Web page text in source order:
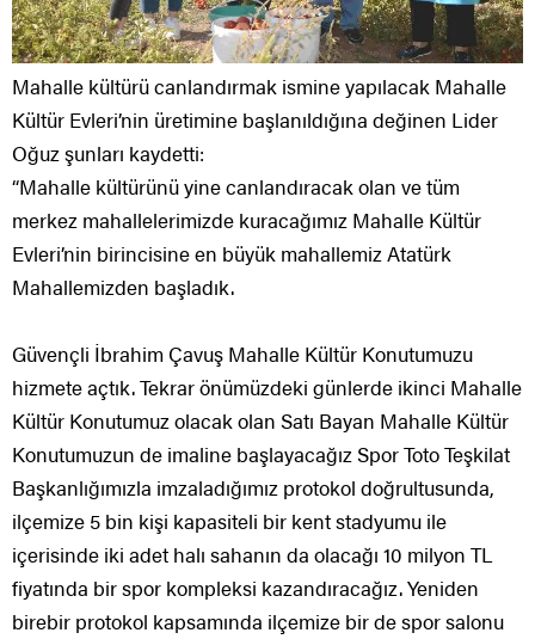
Mahalle kültürü canlandırmak ismine yapılacak Mahalle
Kültür Evleri’nin üretimine başlanıldığına değinen Lider
Oğuz şunları kaydetti:
“Mahalle kültürünü yine canlandıracak olan ve tüm
merkez mahallelerimizde kuracağımız Mahalle Kültür
Evleri’nin birincisine en büyük mahallemiz Atatürk
Mahallemizden başladık.
Güvençli İbrahim Çavuş Mahalle Kültür Konutumuzu
hizmete açtık. Tekrar önümüzdeki günlerde ikinci Mahalle
Kültür Konutumuz olacak olan Satı Bayan Mahalle Kültür
Konutumuzun de imaline başlayacağız Spor Toto Teşkilat
Başkanlığımızla imzaladığımız protokol doğrultusunda,
ilçemize 5 bin kişi kapasiteli bir kent stadyumu ile
içerisinde iki adet halı sahanın da olacağı 10 milyon TL
fiyatında bir spor kompleksi kazandıracağız. Yeniden
birebir protokol kapsamında ilçemize bir de spor salonu